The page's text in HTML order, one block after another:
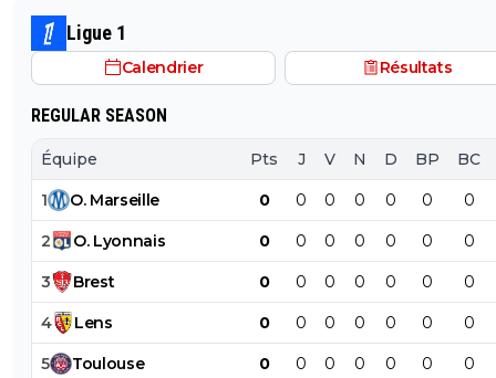
Ligue 1
Calendrier Résultats
REGULAR SEASON
Équipe Pts J V N D BP BC
1 O. Marseille 0 0 0 0 0 0 0
2 O. Lyonnais 0 0 0 0 0 0 0
3 Brest 0 0 0 0 0 0 0
4 Lens 0 0 0 0 0 0 0
5 Toulouse 0 0 0 0 0 0 0